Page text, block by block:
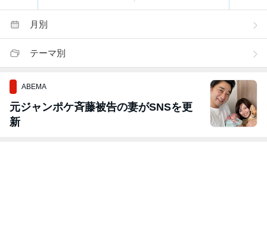
月別
テーマ別
ABEMA
元ジャンポケ斉藤被告の妻がSNSを更
新